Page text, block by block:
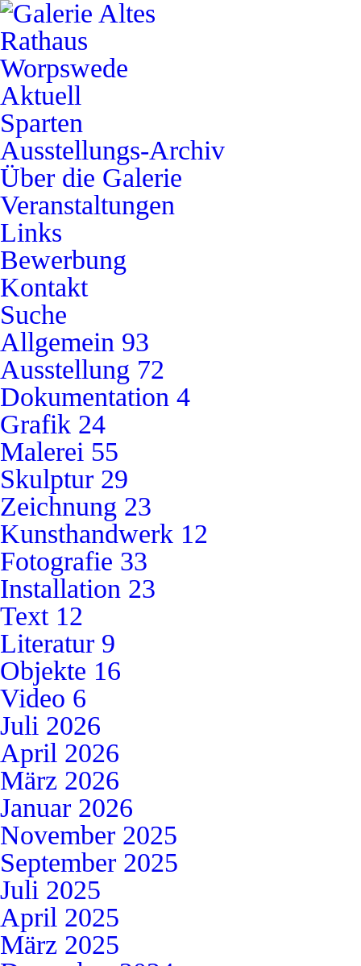
Aktuell
Sparten
Ausstellungs-Archiv
Über die Galerie
Veranstaltungen
Links
Bewerbung
Kontakt
Suche
Allgemein 93
Ausstellung 72
Dokumentation 4
Grafik 24
Malerei 55
Skulptur 29
Zeichnung 23
Kunsthandwerk 12
Fotografie 33
Installation 23
Text 12
Literatur 9
Objekte 16
Video 6
Juli 2026
April 2026
März 2026
Januar 2026
November 2025
September 2025
Juli 2025
April 2025
März 2025